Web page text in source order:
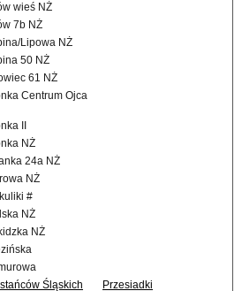
wieś NŻ
7b NŻ
Lipowa NŻ
50 NŻ
61 NŻ
Centrum Ojca
II
NŻ
24a NŻ
NŻ
#
NŻ
NŻ
Śląskich Przesiadki